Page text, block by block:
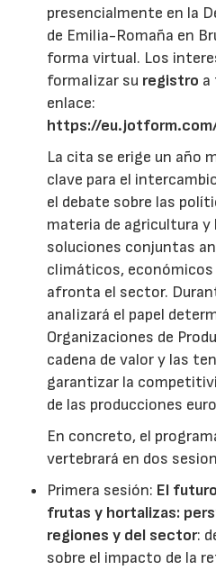
presencialmente en la
de Emilia-Romaña en
forma virtual. Los
formalizar su registro a
enlace:
https://
La cita se erige un año
clave para el
el debate sobre las
materia de agricultura y
soluciones conjuntas
climáticos,
afronta el sector.
analizará el papel
Organizaciones de
cadena de valor y las
garantizar la
de las producciones
En concreto, el
vertebrará en dos
Primera sesión: El
frutas y hortalizas:
regiones y del sector:
sobre el impacto de la